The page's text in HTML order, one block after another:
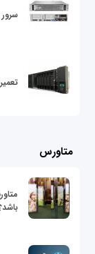
سرور dl380 g11
متاورس